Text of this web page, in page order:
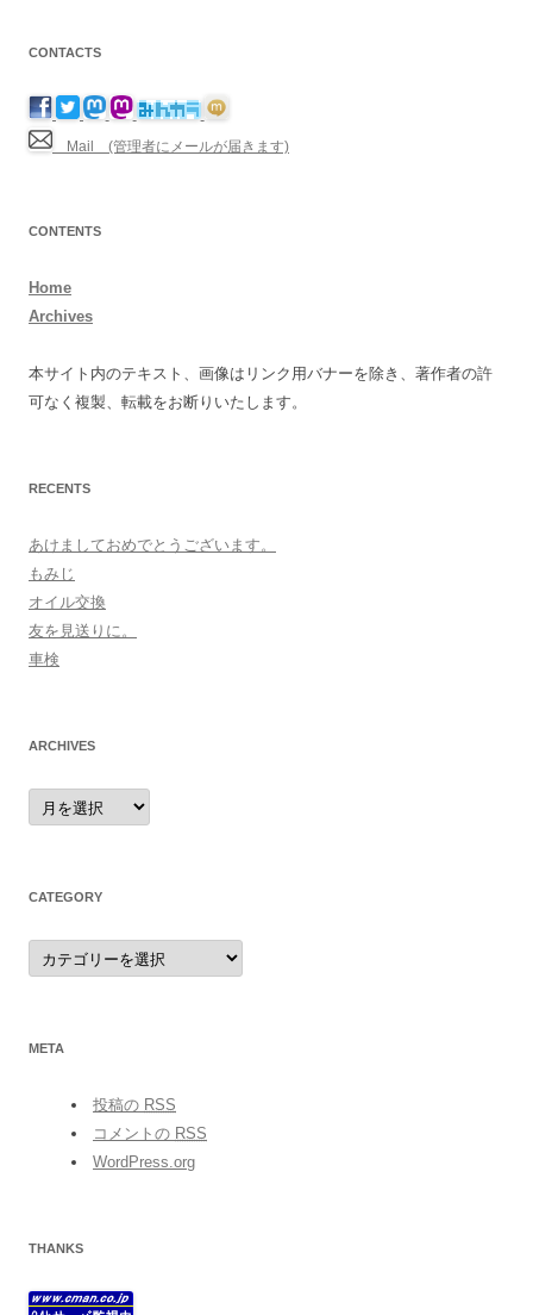
CONTACTS
Mail (管理者にメールが届きます)
CONTENTS
Home
Archives
本サイト内のテキスト、画像はリンク用バナーを除き、著作者の許
可なく複製、転載をお断りいたします。
RECENTS
あけましておめでとうございます。
もみじ
オイル交換
友を見送りに。
車検
ARCHIVES
archives
CATEGORY
category
META
投稿の RSS
コメントの RSS
WordPress.org
THANKS